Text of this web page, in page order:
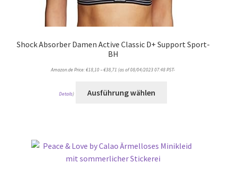
Shock Absorber Damen Active Classic D+ Support Sport-
BH
Amazon.de Price:€18,10–€38,71 (as of 08/04/2023 07:48 PST-
Details) Ausführung wählen